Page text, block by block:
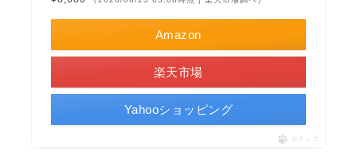
Amazon
楽天市場
Yahooショッピング
ポチップ